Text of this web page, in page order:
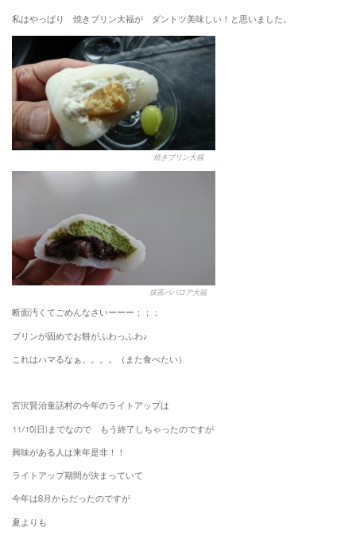
私はやっぱり 焼きプリン大福が ダントツ美味しい！と思いました。
焼きプリン大福
抹茶ババロア大福
断面汚くてごめんなさいーーー；；；
プリンが固めでお餅がふわっふわ♪
これはハマるなぁ。。。。（また食べたい）
宮沢賢治童話村の今年のライトアップは
11/10(日)までなので もう終了しちゃったのですが
興味がある人は来年是非！！
ライトアップ期間が決まっていて
今年は8月からだったのですが
夏よりも